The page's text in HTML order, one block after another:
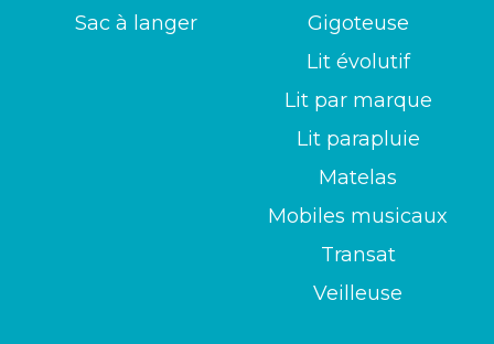
Gigoteuse
Lit évolutif
Lit par marque
Lit parapluie
Matelas
Mobiles musicaux
Transat
Veilleuse
Sac à langer